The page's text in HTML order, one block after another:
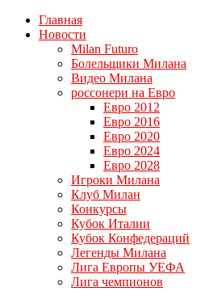
Главная
Новости
Milan Futuro
Болельщики Милана
Видео Милана
россонери на Евро
Евро 2012
Евро 2016
Евро 2020
Евро 2024
Евро 2028
Игроки Милана
Клуб Милан
Конкурсы
Кубок Италии
Кубок Конфедераций
Легенды Милана
Лига Европы УЕФА
Лига чемпионов